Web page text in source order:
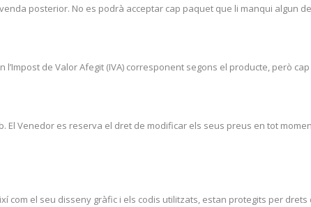
posterior. No es podrà acceptar cap paquet que li manqui algun
de Valor Afegit (IVA) corresponent segons el producte, però
El Venedor es reserva el dret de modificar els seus preus en tot
el seu disseny gràfic i els codis utilitzats, estan protegits per